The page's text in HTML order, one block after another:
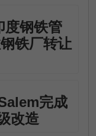
度钢铁管
铁厂转让
完成
改造